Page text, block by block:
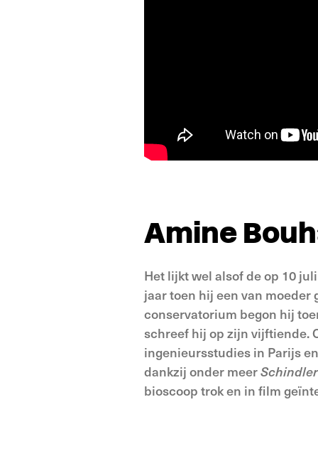
Amine
Het lijkt wel alsof de op 10
jaar toen hij een van moeder
conservatorium begon hij
schreef hij op zijn vijftiende.
ingenieursstudies in Parijs
dankzij onder meer
bioscoop trok en in film